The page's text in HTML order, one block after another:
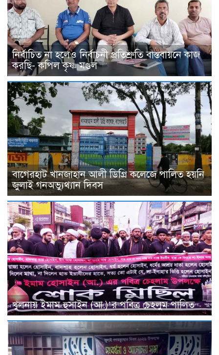
নির্বাচিত না হলেও নির্বাচনী প্রতিশ্রুতি বাস্তবায়নে কাজ
করছি- কপিল কৃষ্ণ মণ্ডল
বাগেরহাট খানজাহান আলী ডিগ্রি কলেজে পালিত হয়নি
জুলাই গনঅভ্যুথ্যান দিবস
খুলনায় ইমাম হুসাইন (আ.)’র পবিত্র চেহলুম পালিত